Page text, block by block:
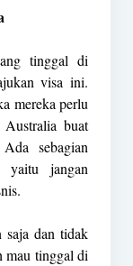
tinggal di
visa ini.
mereka perlu
buat
sebagian
yaitu jangan
saja dan tidak
mau tinggal di